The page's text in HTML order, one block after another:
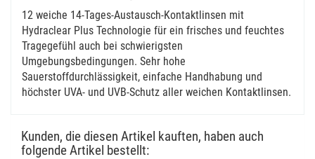
12 weiche 14-Tages-Austausch-Kontaktlinsen mit
Hydraclear Plus Technologie für ein frisches und feuchtes
Tragegefühl auch bei schwierigsten
Umgebungsbedingungen. Sehr hohe
Sauerstoffdurchlässigkeit, einfache Handhabung und
höchster UVA- und UVB-Schutz aller weichen Kontaktlinsen.
Kunden, die diesen Artikel kauften, haben auch
folgende Artikel bestellt: